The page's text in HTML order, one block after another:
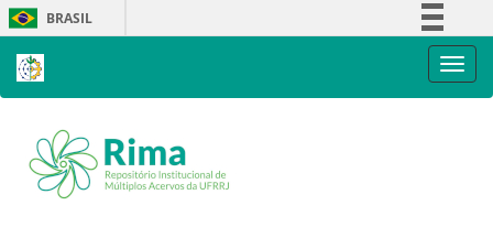
Skip
navigation
BRASIL